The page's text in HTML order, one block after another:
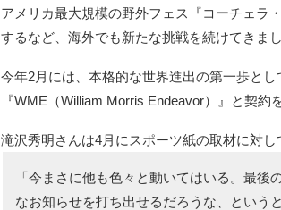
アメリカ最大規模の野外フェス『コーチェラ
するなど、海外でも新たな挑戦を続けてきまし
今年2月には、本格的な世界進出の第一歩と
『WME（William Morris Endeavor）』と契約
滝沢秀明さんは4月にスポーツ紙の取材に対し
「今まさに他も色々と動いてはいる。最
なお知らせを打ち出せるだろうな、という